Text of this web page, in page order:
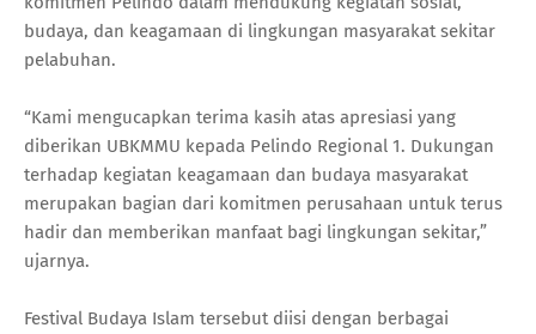
budaya, dan keagamaan di lingkungan masyarakat sekitar
pelabuhan.
“Kami mengucapkan terima kasih atas apresiasi yang
diberikan UBKMMU kepada Pelindo Regional 1. Dukungan
terhadap kegiatan keagamaan dan budaya masyarakat
merupakan bagian dari komitmen perusahaan untuk terus
hadir dan memberikan manfaat bagi lingkungan sekitar,”
ujarnya.
Festival Budaya Islam tersebut diisi dengan berbagai